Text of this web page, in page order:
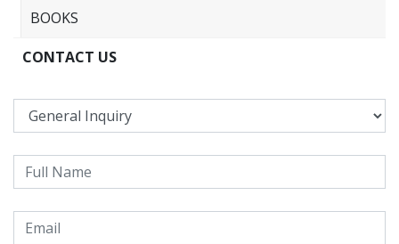
BOOKS
CONTACT US